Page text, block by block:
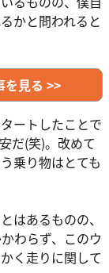
かと問われると
見る >>
ートしたことで
だ(笑)。改めて
乗り物はとても
はあるものの、
わらず、このウ
く走りに関して